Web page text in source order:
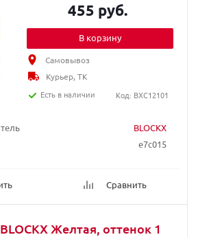
BLOCKX
e7c015
Сравнить
455 руб.
В корзину
Самовывоз
Курьер, ТК
Есть в наличии
Код: BXC12101
Желтая, оттенок 1